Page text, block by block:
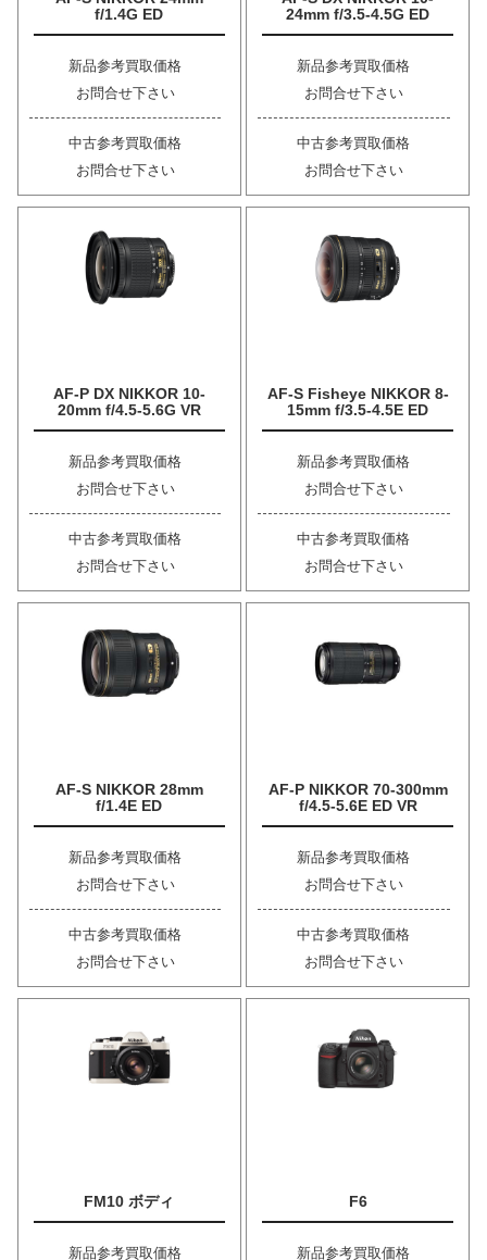
f/1.4G ED
新品参考買取価格
お問合せ下さい
中古参考買取価格
お問合せ下さい
24mm f/3.5-4.5G ED
新品参考買取価格
お問合せ下さい
中古参考買取価格
お問合せ下さい
AF-P DX NIKKOR 10-
20mm f/4.5-5.6G VR
新品参考買取価格
お問合せ下さい
中古参考買取価格
お問合せ下さい
AF-S Fisheye NIKKOR 8-
15mm f/3.5-4.5E ED
新品参考買取価格
お問合せ下さい
中古参考買取価格
お問合せ下さい
AF-S NIKKOR 28mm
f/1.4E ED
新品参考買取価格
お問合せ下さい
中古参考買取価格
お問合せ下さい
AF-P NIKKOR 70-300mm
f/4.5-5.6E ED VR
新品参考買取価格
お問合せ下さい
中古参考買取価格
お問合せ下さい
FM10 ボディ
新品参考買取価格
F6
新品参考買取価格